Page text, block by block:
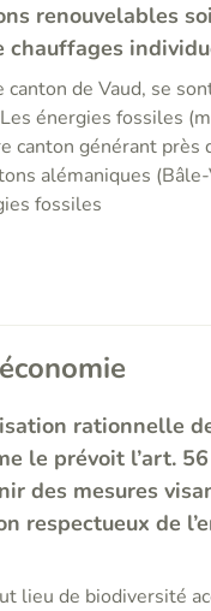
renouvelables
chauffages
de Vaud, se
énergies fossiles
canton générant près
alémaniques
fossiles
rationnelle
le prévoit l’art.
des mesures
respectueux de
lieu de biodiversité